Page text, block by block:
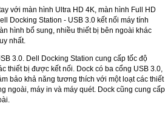
với màn hình Ultra HD 4K, màn hình Full HD
Docking Station - USB 3.0 kết nối máy tính
hình bổ sung, nhiều thiết bị bên ngoài khác
nhất.
3.0. Dell Docking Station cung cấp tốc độ
thiết bị được kết nối. Dock có ba cổng USB 3.0,
bảo khả năng tương thích với một loạt các thiết
ngoài, máy in và máy quét. Dock cũng cung cấp